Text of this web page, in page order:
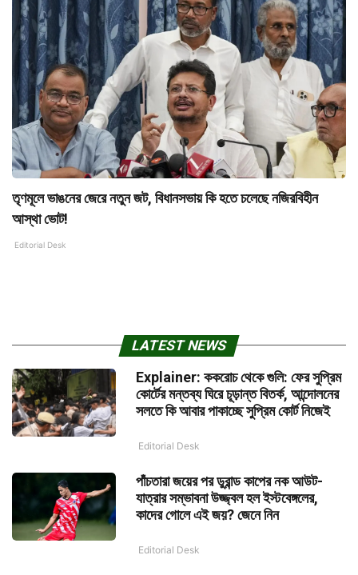
তৃণমূলে ভাঙনের জেরে নতুন জট, বিধানসভায় কি হতে চলেছে নজিরবিহীন
আস্থা ভোট!
Editorial Desk
LATEST NEWS
Explainer: ককরোচ থেকে গুলি: ফের সুপ্রিম
কোর্টের মন্তব্য ঘিরে চূড়ান্ত বিতর্ক, আন্দোলনের
সলতে কি আবার পাকাচ্ছে সুপ্রিম কোর্ট নিজেই
Editorial Desk
পাঁচতারা জয়ের পর ডুরান্ড কাপের নক আউট-
যাত্রার সম্ভাবনা উজ্জ্বল হল ইস্টবেঙ্গলের,
কাদের গোলে এই জয়? জেনে নিন
Editorial Desk